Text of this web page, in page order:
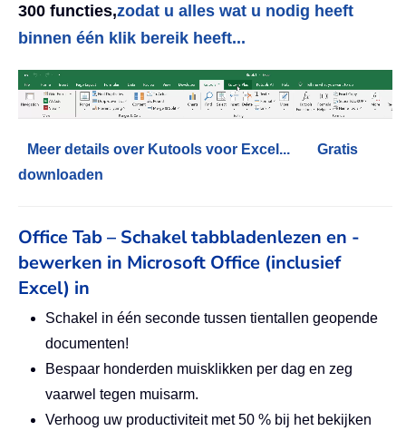
300 functies,zodat u alles wat u nodig heeft
binnen één klik bereik heeft...
Meer details over Kutools voor Excel...
Gratis
downloaden
Office Tab – Schakel tabbladenlezen en -
bewerken in Microsoft Office (inclusief
Excel) in
Schakel in één seconde tussen tientallen geopende
documenten!
Bespaar honderden muisklikken per dag en zeg
vaarwel tegen muisarm.
Verhoog uw productiviteit met 50 % bij het bekijken